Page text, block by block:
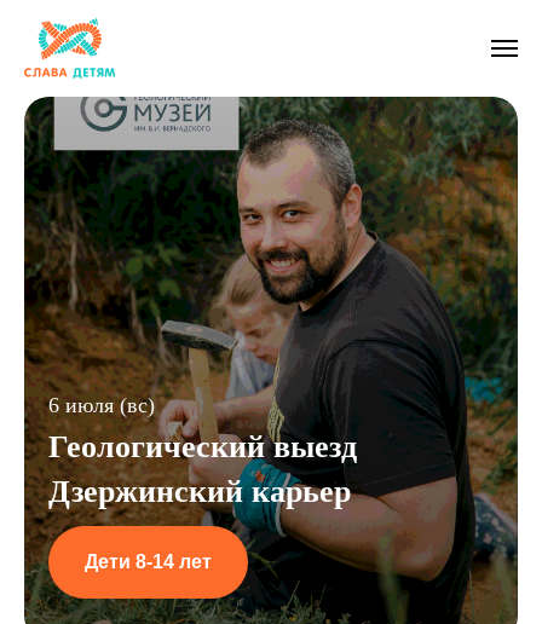
6 июля (вс)
Геологический выезд
Дзержинский карьер
Дети 8-14 лет